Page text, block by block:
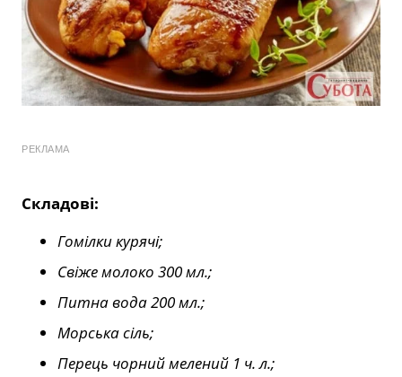
РЕКЛАМА
Складові:
Гомілки курячі;
Свіже молоко 300 мл.;
Питна вода 200 мл.;
Морська сіль;
Перець чорний мелений 1 ч. л.;